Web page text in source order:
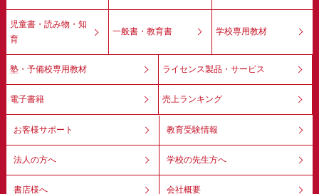
児童書・読み物・知
育
一般書・教育書 学校専用教材
塾・予備校専用教材 ライセンス製品・サービス
電子書籍 売上ランキング
お客様サポート 教育受験情報
法人の方へ 学校の先生方へ
書店様へ 会社概要